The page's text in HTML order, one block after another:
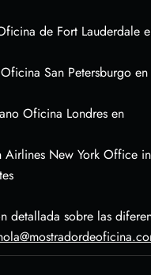
de Fort Lauderdale
San Petersburgo en
Oficina Londres en
Airlines New York Office
sobre las